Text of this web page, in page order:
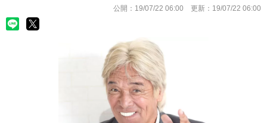
公開： 19/07/22 06:00 更新： 19/07/22 06:00